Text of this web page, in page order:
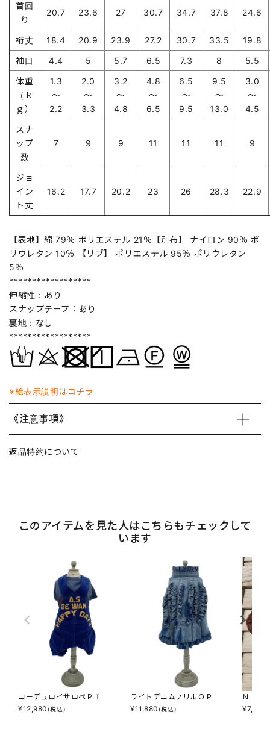
首回
り
20.7 23.6 27 30.7 34.7 37.8 24.6
裄丈 18.4 20.9 23.9 27.2 30.7 33.5
19.8
袖口
4.4 5 5.7 6.5 7.3 8
5.5
体重
（ｋ
ｇ）
1.3
～
2.2
2.0
～
3.3
3.2
～
4.8
4.8
～
6.5
6.5
～
9.5
9.5
～
13.0
3.0
～
4.5
スナ
ップ
数
7 9 9 11 11 11 9
ジョ
イン
ト丈
16.2 17.7 20.2 23 26 28.3 22.9
【表地】綿 79％ ポリエステル 21％【別布】 ナイロン 90％ ポ
リウレタン 10％ 【リブ】 ポリエステル 95％ ポリウレタン
5％
******************
伸縮性：あり
スナップテープ：あり
裏地：なし
******************
※絵表示説明はコチラ
《注意事項》
返品特約について
このアイテムを見た人はこちらもチェックして
います
コーデュロイサロペＰＴ
¥12,980 (税込)
ライトデニムフリルＯＰ
¥11,880 (税込)
ＮＡＳ
¥7,590